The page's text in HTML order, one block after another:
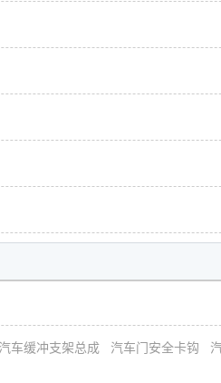
汽车缓冲支架总成 汽车门安全卡钩